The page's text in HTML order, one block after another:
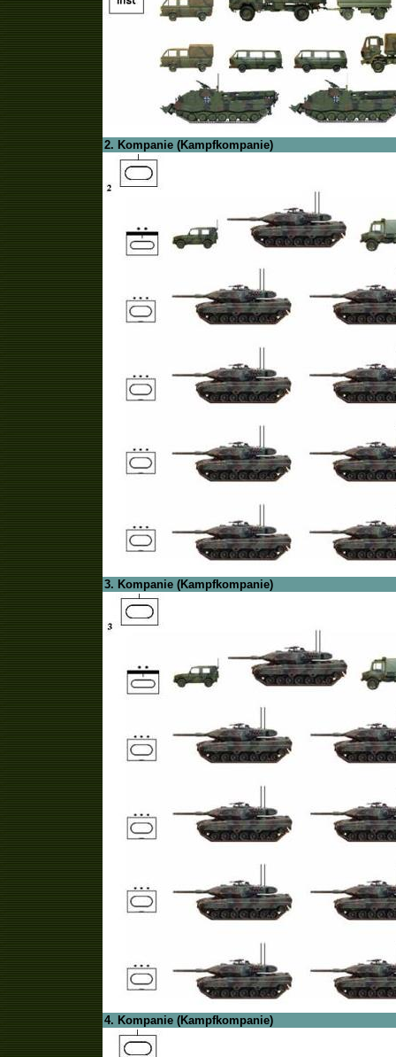
2. Kompanie (Kampfkompanie)
3. Kompanie (Kampfkompanie)
4. Kompanie (Kampfkompanie)